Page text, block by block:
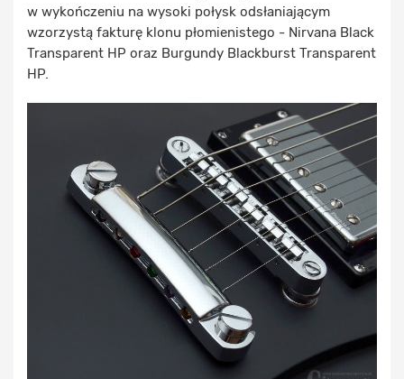
w wykończeniu na wysoki połysk odsłaniającym
wzorzystą fakturę klonu płomienistego - Nirvana Black
Transparent HP oraz Burgundy Blackburst Transparent
HP.